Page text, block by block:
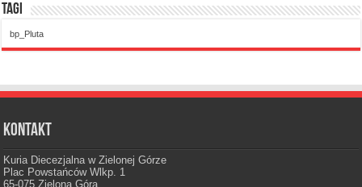
Tagi
bp_Pluta
Kontakt
Kuria Diecezjalna w Zielonej Górze
Plac Powstańców Wlkp. 1
65-075 Zielona Góra